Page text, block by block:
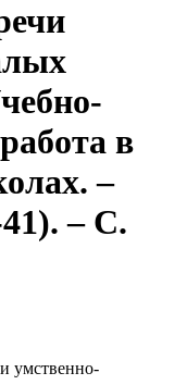
в
–
– С.
умственно-